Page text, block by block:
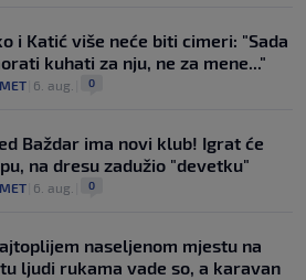
i Katić više neće biti cimeri: "Sada
kuhati za nju, ne za mene..."
6. aug. 0
Baždar ima novi klub! Igrat će
na dresu zadužio "devetku"
6. aug. 0
naseljenom mjestu na
ljudi rukama vade so, a karavan